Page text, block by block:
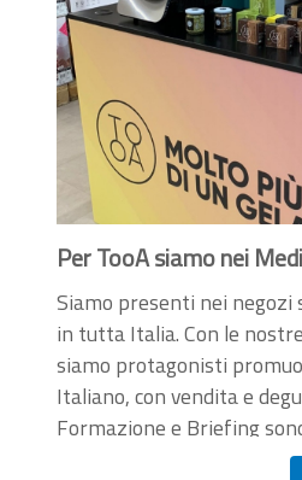
Per TooA siamo nei
Siamo presenti nei
in tutta Italia. Con le
siamo protagonisti
Italiano, con vendita e
Formazione e Briefing